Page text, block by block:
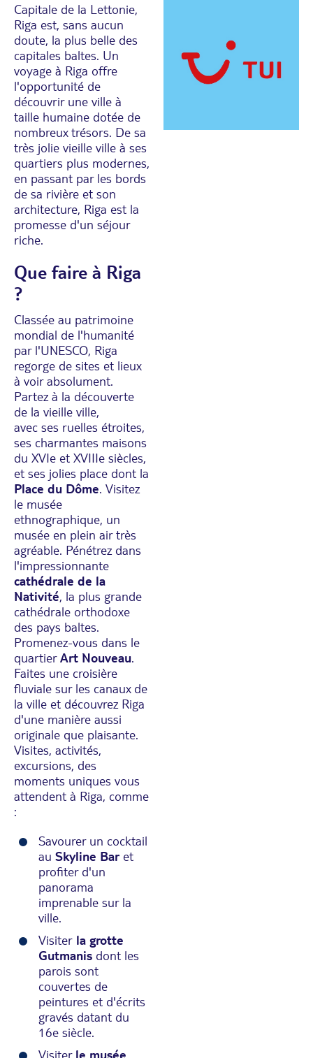
Capitale de la Lettonie,
Riga est, sans aucun
doute, la plus belle des
capitales baltes. Un
voyage à Riga offre
l'opportunité de
découvrir une ville à
taille humaine dotée de
nombreux trésors. De sa
très jolie vieille ville à ses
quartiers plus modernes,
en passant par les bords
de sa rivière et son
architecture, Riga est la
promesse d'un séjour
riche.
Que faire à Riga
?
Classée au patrimoine
mondial de l'humanité
par l'UNESCO, Riga
regorge de sites et lieux
à voir absolument.
Partez à la découverte
de la vieille ville,
avec ses ruelles étroites,
ses charmantes maisons
du XVIe et XVIIIe siècles,
et ses jolies place dont la
Place du Dôme. Visitez
le musée
ethnographique, un
musée en plein air très
agréable. Pénétrez dans
l'impressionnante
cathédrale de la
Nativité, la plus grande
cathédrale orthodoxe
des pays baltes.
Promenez-vous dans le
quartierArt Nouveau.
Faites une croisière
fluviale sur les canaux de
la ville et découvrez Riga
d'une manière aussi
originale que plaisante.
Visites, activités,
excursions, des
moments uniques vous
attendent à Riga, comme
:
Savourer un cocktail
au Skyline Bar et
profiter d'un
panorama
imprenable sur la
ville.
Visiter la grotte
Gutmanis dont les
parois sont
couvertes de
peintures et d'écrits
gravés datant du
16e siècle.
Visiter le musée